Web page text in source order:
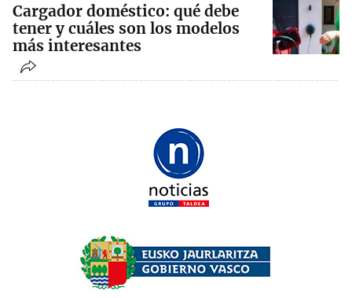
Cargador doméstico: qué debe
tener y cuáles son los modelos
más interesantes